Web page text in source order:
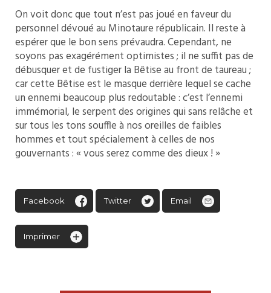
On voit donc que tout n’est pas joué en faveur du
personnel dévoué au Minotaure républicain. Il reste à
espérer que le bon sens prévaudra. Cependant, ne
soyons pas exagérément optimistes ; il ne suffit pas de
débusquer et de fustiger la Bêtise au front de taureau ;
car cette Bêtise est le masque derrière lequel se cache
un ennemi beaucoup plus redoutable : c’est l’ennemi
immémorial, le serpent des origines qui sans relâche et
sur tous les tons souffle à nos oreilles de faibles
hommes et tout spécialement à celles de nos
gouvernants : « vous serez comme des dieux ! »
Facebook Twitter Email
Imprimer